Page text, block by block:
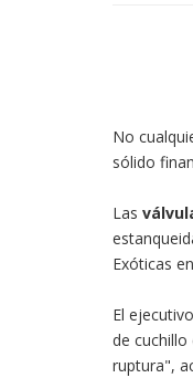
No
sólido
Las
Exóticas
El
de
ruptura",